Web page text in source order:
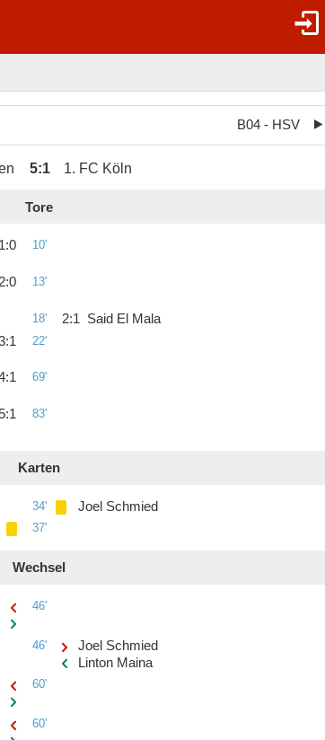
B04 - HSV
5:1 1. FC Köln
Tore
1:0 10'
2:0 13'
18' 2:1
Said El Mala
:1 22'
:1 69'
:1 83'
Karten
34'
Joel Schmied
37'
Wechsel
46'
46'
Joel Schmied
Linton Maina
60'
60'